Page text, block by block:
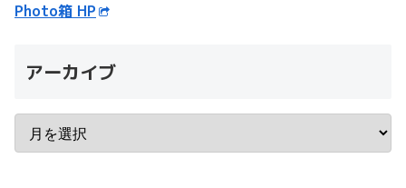
Photo箱 HP
アーカイブ